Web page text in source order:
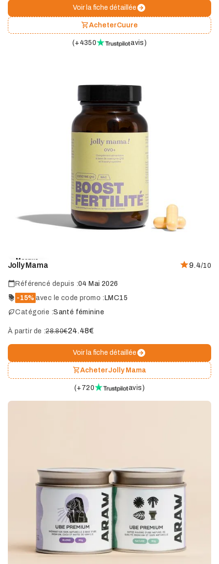
Voir la fiche détaillée
AcheterCuure
(+4350 avis )
Marque
coup
cœur
Jolly Mama 9.4/10
Référencé depuis :04 Mai 2026
-15% avec le code promo : LMC15
Catégorie :Santé féminine
À partir de :28.80€24.48€
Voir la fiche détaillée
AcheterJolly Mama
(+720 avis )